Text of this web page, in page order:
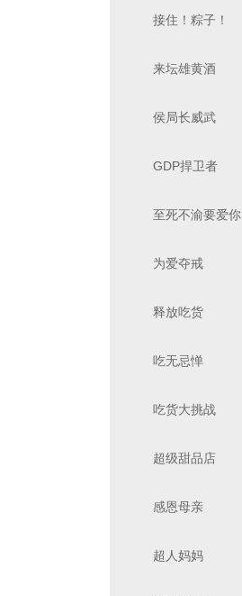
接住！粽子！
来坛雄黄酒
侯局长威武
GDP捍卫者
至死不渝要爱你
为爱夺戒
释放吃货
吃无忌惮
吃货大挑战
超级甜品店
感恩母亲
超人妈妈